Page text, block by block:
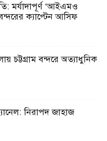
মর্যাদাপূর্ণ ‘আইএমও
বন্দরের ক্যাপ্টেন আসিফ
চট্টগ্রাম বন্দরে অত্যাধুনিক
নিরাপদ জাহাজ